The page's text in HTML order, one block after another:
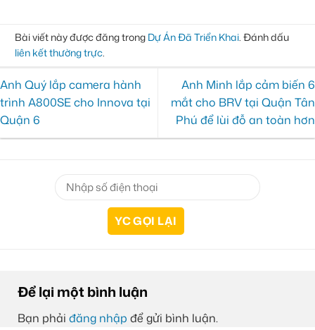
Bài viết này được đăng trong Dự Án Đã Triển Khai. Đánh dấu
liên kết thường trực.
Anh Quý lắp camera hành
trình A800SE cho Innova tại
Quận 6
Anh Minh lắp cảm biến 6
mắt cho BRV tại Quận Tân
Phú để lùi đỗ an toàn hơn
Để lại một bình luận
Bạn phải đăng nhập để gửi bình luận.